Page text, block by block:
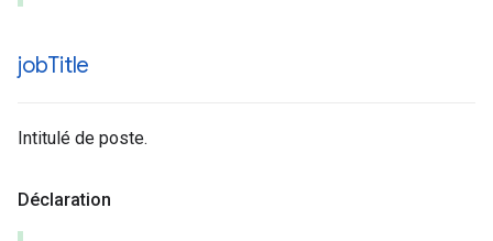
jobTitle
Intitulé de poste.
Déclaration